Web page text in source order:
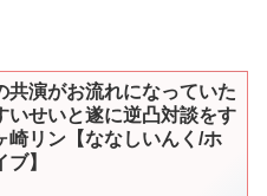
共演がお流れになっていた
いせいと遂に逆凸対談をす
崎リン【ななしいんく/ホ
ブ】